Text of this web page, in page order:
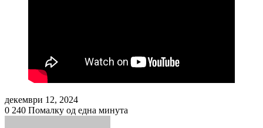
декември 12, 2024
0 240 Помалку од една минута